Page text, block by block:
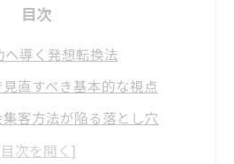
目次
導く発想転換法
直すべき基本的な視点
客方法が陥る落とし穴
ゲット層に響く工夫とは